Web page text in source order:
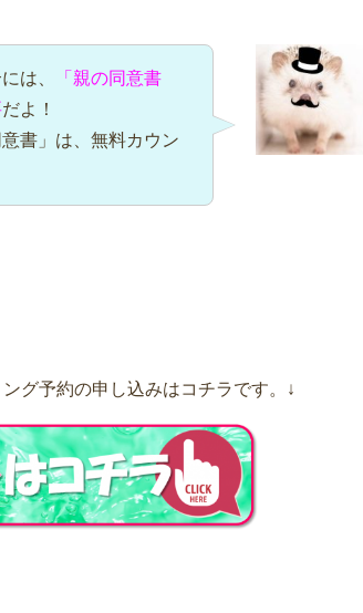
は、
「親の同意書
だよ！
書」は、無料カウン
グ予約の申し込みはコチラです。↓